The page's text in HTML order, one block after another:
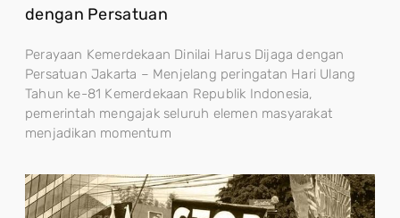
dengan Persatuan
Perayaan Kemerdekaan Dinilai Harus Dijaga dengan
Persatuan Jakarta – Menjelang peringatan Hari Ulang
Tahun ke-81 Kemerdekaan Republik Indonesia,
pemerintah mengajak seluruh elemen masyarakat
menjadikan momentum